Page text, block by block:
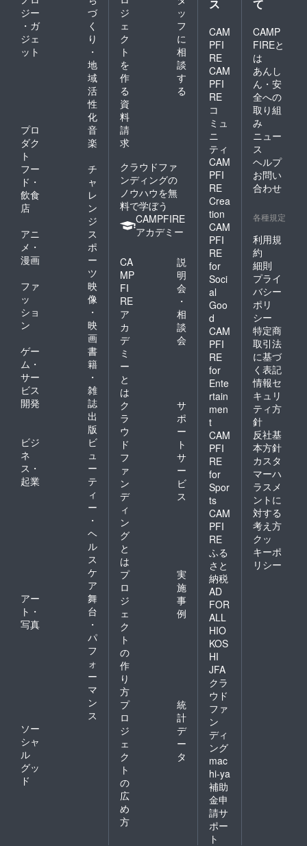
ジー
・ガ
ジェ
ット
づ
く
り
・
地
域
活
性
化
プロ
ダク
ト
音
楽
フー
ド・
飲食
店
チ
ャ
レ
ン
ジ
アニ
メ・
漫画
ス
ポ
ー
ツ
ファ
ッ
ショ
ン
映
像
・
映
画
ゲー
ム・
サー
ビス
開発
書
籍
・
雑
誌
出
版
ビジ
ネ
ス・
起業
ビ
ュ
ー
テ
ィ
ー
・
ヘ
ル
ス
ケ
ア
アー
ト・
写真
舞
台
・
パ
フ
ォ
ー
マ
ン
ス
ソー
シャ
ル
グッ
ド
ジ
ェ
ク
ト
を
作
る
ッ
フ
に
相
談
す
る
資
料
請
求
クラウドファ
ンディングの
ノウハウを無
料で学ぼう
CAMPFIRE
アカデミー
CA
MP
FI
RE
ア
カ
デ
ミ
ー
と
は
説
明
会
・
相
談
会
ク
ラ
ウ
ド
フ
ァ
ン
デ
ィ
ン
グ
と
は
サ
ポ
ー
ト
サ
ー
ビ
ス
プ
ロ
ジ
ェ
ク
ト
の
作
り
方
実
施
事
例
プ
ロ
ジ
ェ
ク
ト
の
広
め
方
統
計
デ
ー
タ
ス
CAM
PFI
RE
CAM
PFI
RE
コ
ミュ
ニ
ティ
CAM
PFI
RE
Crea
tion
CAM
PFI
RE
for
Soci
al
Goo
d
CAM
PFI
RE
for
Ente
rtain
men
t
CAM
PFI
RE
for
Spor
ts
CAM
PFI
RE
ふる
さと
納税
AD
FOR
ALL
HIO
KOS
HI
JFA
クラ
ウド
ファ
ン
ディ
ング
mac
hi-ya
補助
金申
請サ
ポー
ト
て
CAMP
FIREと
は
あんし
ん・安
全への
取り組
み
ニュー
ス
ヘルプ
お問い
合わせ
各種規定
利用規
約
細則
プライ
バシー
ポリ
シー
特定商
取引法
に基づ
く表記
情報セ
キュリ
ティ方
針
反社基
本方針
カスタ
マーハ
ラスメ
ントに
対する
考え方
クッ
キーポ
リシー